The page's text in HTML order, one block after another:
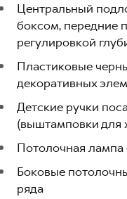
Центральный
боксом, передние
регулировкой
Пластиковые
декоративных
Детские ручки
(выштамповки для
Потолочная
Боковые
ряда